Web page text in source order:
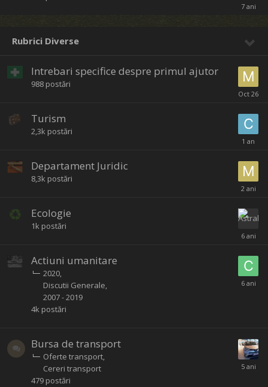
Rubrici Diverse
Intrebari specifice despre primul ajutor
988 postări
Turism
2,3k postări
Departament Juridic
8,3k postări
Ecologie
1k postări
Actiuni umanitare
2020
Discutii Generale
2007 - 2019
4k postări
Bursa de transport
Oferte transport
Cereri transport
479 postări